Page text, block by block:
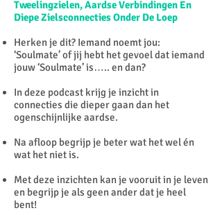
Tweelingzielen, Aardse Verbindingen En
Diepe Zielsconnecties Onder De Loep
Herken je dit? Iemand noemt jou:
‘Soulmate’ of jij hebt het gevoel dat iemand
jouw ‘Soulmate’ is….. en dan?
In deze podcast krijg je inzicht in
connecties die dieper gaan dan het
ogenschijnlijke aardse.
Na afloop begrijp je beter wat het wel én
wat het niet is.
Met deze inzichten kan je vooruit in je leven
en begrijp je als geen ander dat je heel
bent!